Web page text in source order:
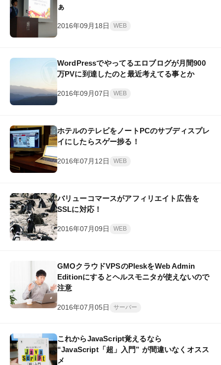
ぁ
2016年09月18日 WEB
WordPressでやってるエロブログが月間900
万PVに到達したのと最近考えてる事とか
2016年09月07日 WEB
ホテルのテレビをノートPCのサブディスプレ
イにしたらスゲー捗る！
2016年07月12日 WEB
バリューコマースがアフィリエイト広告を
SSLに対応！
2016年07月09日 WEB
GMOクラウドVPSのPleskをWeb Admin
Editionにするとヘルスモニタが使えないので
注意
2016年07月05日 サーバー
これからJavaScript覚えるなら
“JavaScript「超」入門” が間違いなくオスス
メ